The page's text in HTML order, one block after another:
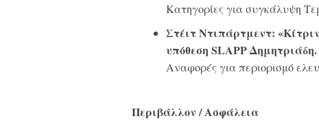
Κατηγορίες για συγκάλυψη
Στέιτ Ντιπάρτμεντ:
υπόθεση SLAPP Δημητριάδη.
Αναφορές για περιορισμό
Περιβάλλον / Ασφάλεια